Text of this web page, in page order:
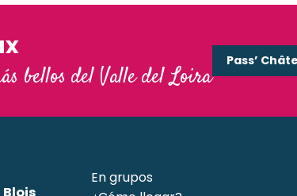
bellos del Valle del Loira
Pass’
En grupos